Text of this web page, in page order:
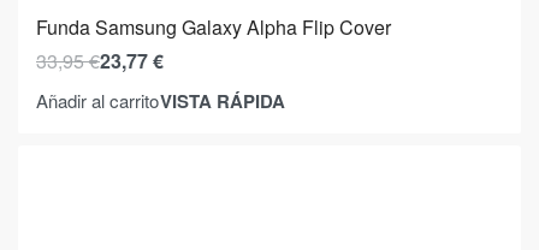
Funda Samsung Galaxy Alpha Flip Cover
33,95€23,77€
Añadir al carritoVISTA RÁPIDA